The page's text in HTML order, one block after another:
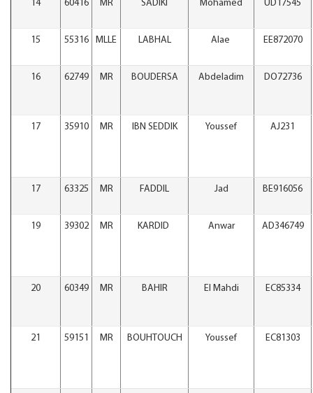
14 60416 MR SADIKI Mohamed UD17545
15 55316 MLLE LABHAL Alae EE872070
16 62749 MR BOUDERSA Abdeladim DO72736
17 35910 MR IBN SEDDIK Youssef AJ231
17 63325 MR FADDIL Jad BE916056
19 39302 MR KARDID Anwar AD346749
20 60349 MR BAHIR El Mahdi EC85334
21 59151 MR BOUHTOUCH Youssef EC81303